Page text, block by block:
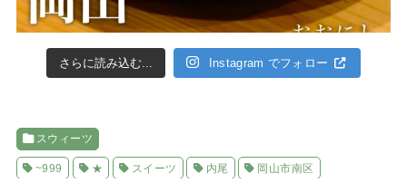
さらに読み込む... Instagram でフォロー
スウィーツ
~999 ★ スイーツ 内尾 岡山市南区